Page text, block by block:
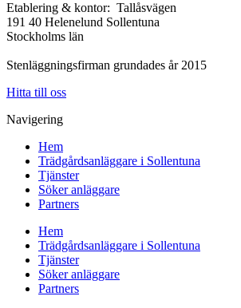
Etablering & kontor: Tallåsvägen
191 40 Helenelund Sollentuna
Stockholms län
Stenläggningsfirman grundades år 2015
Hitta till oss
Navigering
Hem
Trädgårdsanläggare i Sollentuna
Tjänster
Söker anläggare
Partners
Hem
Trädgårdsanläggare i Sollentuna
Tjänster
Söker anläggare
Partners